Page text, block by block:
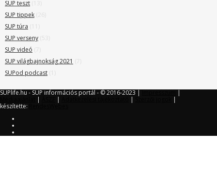
SUP teszt (13)
SUP tippek (26)
SUP túra (11)
SUP verseny (53)
SUP videó (7)
SUP világbajnokság 2021 (7)
SUPod podcast (1)
SUPlife.hu - SUP információs portál - © 2016-2023 |
|
| | |
|
készítette: